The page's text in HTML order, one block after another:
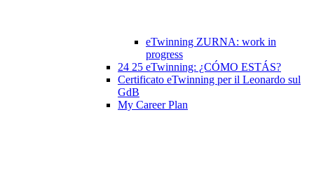
eTwinning ZURNA: work in
progress
24 25 eTwinning: ¿CÓMO ESTÁS?
Certificato eTwinning per il Leonardo sul
GdB
My Career Plan